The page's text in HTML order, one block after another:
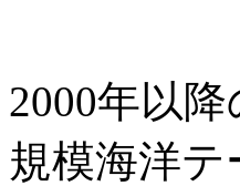
2000年以
規模海洋